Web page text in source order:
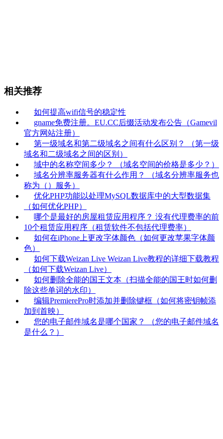
相关推荐
如何提高wifi信号的稳定性
gname免费注册。EU.CC后缀活动发布公告（Gamevil
官方网站注册）
第一级域名和第二级域名之间有什么区别？ （第一级
域名和二级域名之间的区别）
域中的名称空间多少？ （域名空间的价格是多少？）
域名分辨率服务器有什么作用？ （域名分辨率服务也
称为（）服务）
优化PHP功能以处理MySQL数据库中的大型数据集
（如何优化PHP）
哪个是最好的房屋租赁应用程序？ 没有代理费率的前
10个租赁应用程序（租赁软件不包括代理费率）
如何在iPhone上更改字体颜色（如何更改苹果字体颜
色）
如何下载Weizan Live Weizan Live教程的详细下载教程
（如何下载Weizan Live）
如何删除全能的国王文本（扫描全能的国王时如何删
除这些单词的水印）
编辑PremierePro时添加并删除键框（如何将密钥帧添
加到首映）
您的电子邮件域名是哪个国家？ （您的电子邮件域名
是什么？）